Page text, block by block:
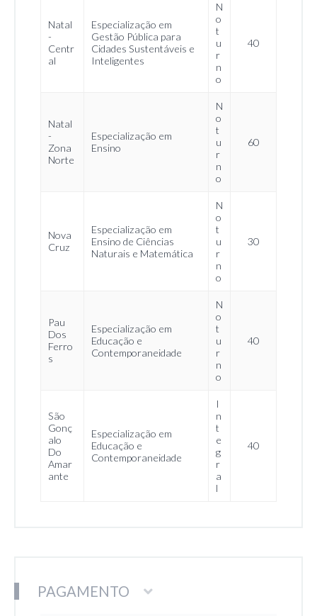
Natal
-
Centr
al
Especialização em
Gestão Pública para
Cidades Sustentáveis e
Inteligentes
N
o
t
u
r
n
o
40
Natal
-
Zona
Norte
Especialização em
Ensino
N
o
t
u
r
n
o
60
Nova
Cruz
Especialização em
Ensino de Ciências
Naturais e Matemática
N
o
t
u
r
n
o
30
Pau
Dos
Ferro
s
Especialização em
Educação e
Contemporaneidade
N
o
t
u
r
n
o
40
São
Gonç
alo
Do
Amar
ante
Especialização em
Educação e
Contemporaneidade
I
n
t
e
g
r
a
l
40
PAGAMENTO